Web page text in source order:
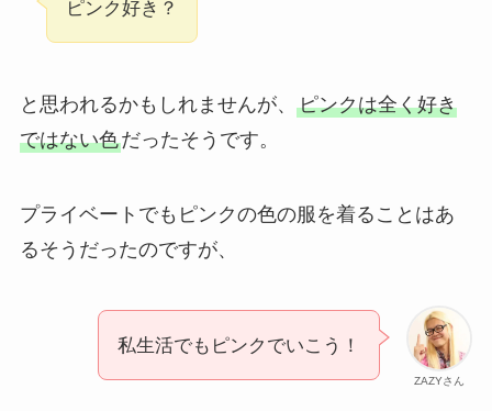
ピンク好き？
と思われるかもしれませんが、 ピンクは全く好き
ではない色だったそうです。
プライベートでもピンクの色の服を着ることはあ
るそうだったのですが、
ZAZYさん
私生活でもピンクでいこう！